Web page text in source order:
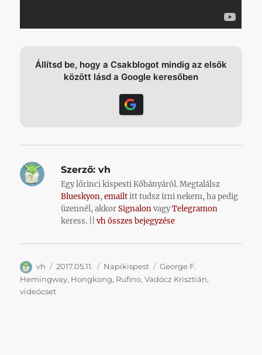
Állítsd be, hogy a Csakblogot mindig az elsők
között lásd a Google keresőben
Szerző: vh
Egy lőrinci kispesti Kőbányáról. Megtalálsz
Blueskyon,emailtitt tudsz írni nekem, ha pedig
üzennél, akkorSignalonvagyTelegramon
keress. ||vh összes bejegyzése
Szerző
vh Közzétéve
2017.05.11. Kategória
Napikispest Címke
George F.
Hemingway, Hongkong, Rufino,Vadócz Krisztián,
videócset